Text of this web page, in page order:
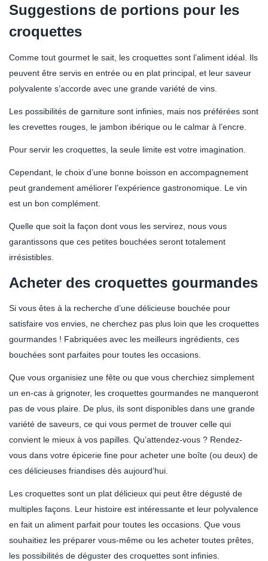
Suggestions de portions pour les
croquettes
Comme tout gourmet le sait, les croquettes sont l’aliment idéal. Ils
peuvent être servis en entrée ou en plat principal, et leur saveur
polyvalente s’accorde avec une grande variété de vins.
Les possibilités de garniture sont infinies, mais nos préférées sont
les crevettes rouges, le jambon ibérique ou le calmar à l’encre.
Pour servir les croquettes, la seule limite est votre imagination.
Cependant, le choix d’une bonne boisson en accompagnement
peut grandement améliorer l’expérience gastronomique. Le vin
est un bon complément.
Quelle que soit la façon dont vous les servirez, nous vous
garantissons que ces petites bouchées seront totalement
irrésistibles.
Acheter des croquettes gourmandes
Si vous êtes à la recherche d’une délicieuse bouchée pour
satisfaire vos envies, ne cherchez pas plus loin que les croquettes
gourmandes ! Fabriquées avec les meilleurs ingrédients, ces
bouchées sont parfaites pour toutes les occasions.
Que vous organisiez une fête ou que vous cherchiez simplement
un en-cas à grignoter, les croquettes gourmandes ne manqueront
pas de vous plaire. De plus, ils sont disponibles dans une grande
variété de saveurs, ce qui vous permet de trouver celle qui
convient le mieux à vos papilles. Qu’attendez-vous ? Rendez-
vous dans votre épicerie fine pour acheter une boîte (ou deux) de
ces délicieuses friandises dès aujourd’hui.
Les croquettes sont un plat délicieux qui peut être dégusté de
multiples façons. Leur histoire est intéressante et leur polyvalence
en fait un aliment parfait pour toutes les occasions. Que vous
souhaitiez les préparer vous-même ou les acheter toutes prêtes,
les possibilités de déguster des croquettes sont infinies.